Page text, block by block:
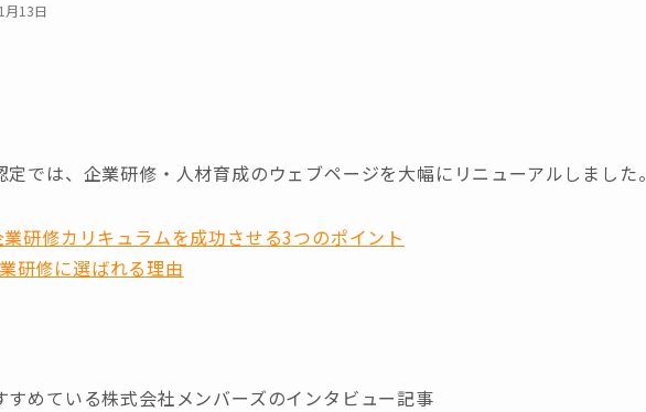
月13日
では、企業研修・人材育成のウェブページを大幅にリニューアルしました。
研修カリキュラムを成功させる3つのポイント
研修に選ばれる理由
めている株式会社メンバーズのインタビュー記事